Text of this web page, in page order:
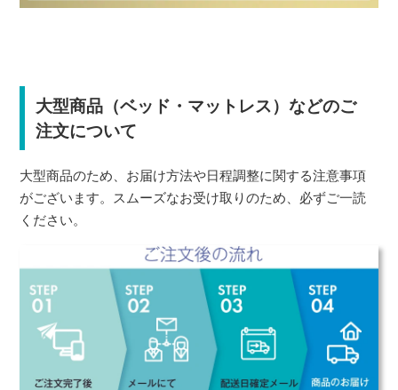
大型商品（ベッド・マットレス）などのご
注文について
大型商品のため、お届け方法や日程調整に関する注意事項
がございます。スムーズなお受け取りのため、必ずご一読
ください。